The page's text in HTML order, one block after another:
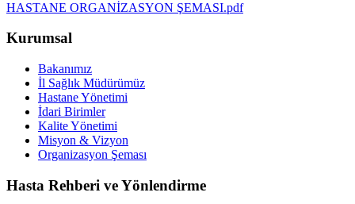
HASTANE ORGANİZASYON ŞEMASI.pdf
Kurumsal
Bakanımız
İl Sağlık Müdürümüz
Hastane Yönetimi
İdari Birimler
Kalite Yönetimi
Misyon & Vizyon
Organizasyon Şeması
Hasta Rehberi ve Yönlendirme